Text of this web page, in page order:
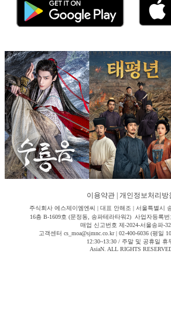
이용약관 개인정보처리방
주식회사 에스제이엠엔씨 | 대표 안해조 | 서울특별시
16층 B-1609호 (문정동, 송파테라타워2) 사업자등록번
매업 신고번호 제-2024-서울송파-
고객센터 cs_moa@sjmnc.co.kr | 02-400-6036 (평일
12:30~13:30 / 주말 및 공휴일 휴
AsiaN. ALL RIGHTS